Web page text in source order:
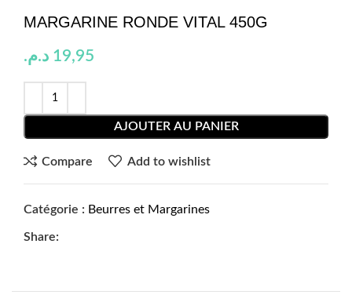
MARGARINE RONDE VITAL 450G
19,95 د.م.
AJOUTER AU PANIER
Compare Add to wishlist
Catégorie : Beurres et Margarines
Share: